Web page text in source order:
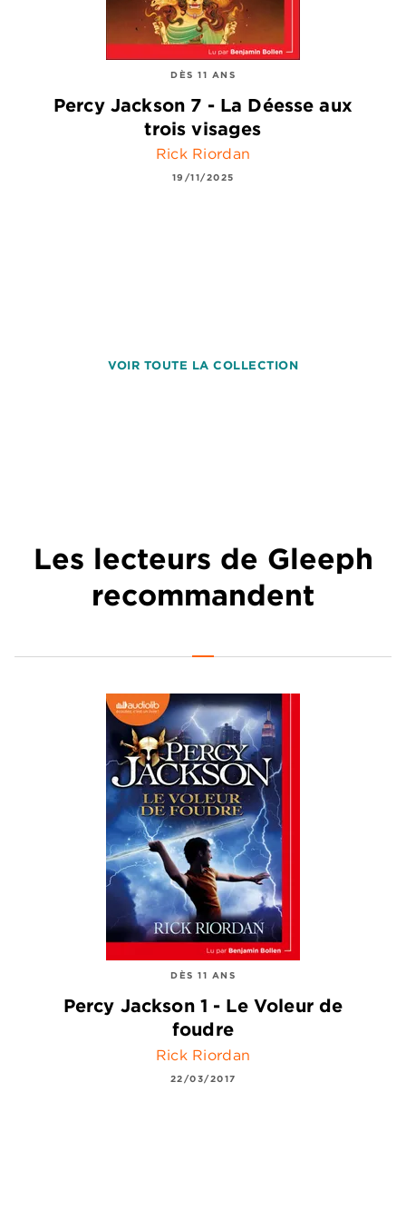
DÈS 11 ANS
Percy Jackson 7 - La Déesse aux
trois visages
Rick Riordan
19/11/2025
VOIR TOUTE LA COLLECTION
Les lecteurs de Gleeph
recommandent
DÈS 11 ANS
Percy Jackson 1 - Le Voleur de
foudre
Rick Riordan
22/03/2017